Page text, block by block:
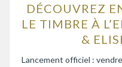
DÉCOUVREZ
LE TIMBRE À
&
Lancement officiel :